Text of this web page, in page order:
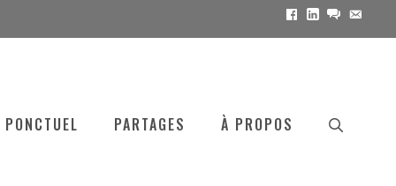
Facebook
Linkedin
PARTAGES À PROPOS